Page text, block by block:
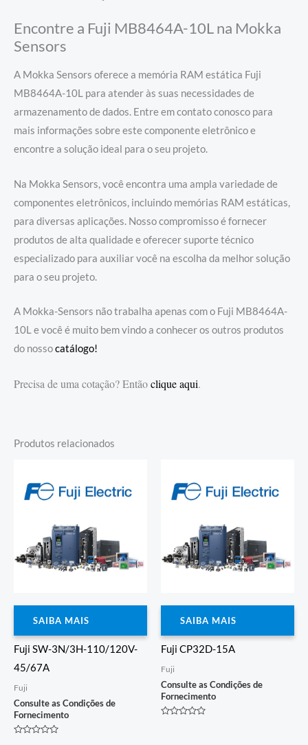
Encontre a Fuji MB8464A-10L na Mokka
Sensors
A Mokka Sensors oferece a memória RAM estática Fuji
MB8464A-10L para atender às suas necessidades de
armazenamento de dados. Entre em contato conosco para
mais informações sobre este componente eletrônico e
encontre a solução ideal para o seu projeto.
Na Mokka Sensors, você encontra uma ampla variedade de
componentes eletrônicos, incluindo memórias RAM estáticas,
para diversas aplicações. Nosso compromisso é fornecer
produtos de alta qualidade e oferecer suporte técnico
especializado para auxiliar você na escolha da melhor solução
para o seu projeto.
A Mokka-Sensors não trabalha apenas com o Fuji MB8464A-
10L e você é muito bem vindo a conhecer os outros produtos
do nossocatálogo!
Precisa de uma cotação? Entãoclique aqui.
Produtos relacionados
SAIBA MAIS
Fuji SW-3N/3H-110/120V-
45/67A
Fuji
Consulte as Condições de
Fornecimento
SAIBA MAIS
Fuji CP32D-15A
Fuji
Consulte as Condições de
Fornecimento